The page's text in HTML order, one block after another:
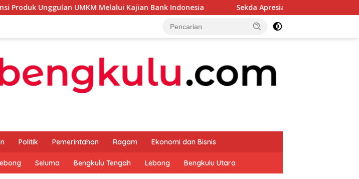
UMKM Melalui Kajian Bank Indonesia Sekda Apresiasi Inspektorat Provinsi Bengkulu
Politik Pemerintahan Ragam Ekonomi dan Bisnis
Seluma Bengkulu Tengah Lebong Bengkulu Utara